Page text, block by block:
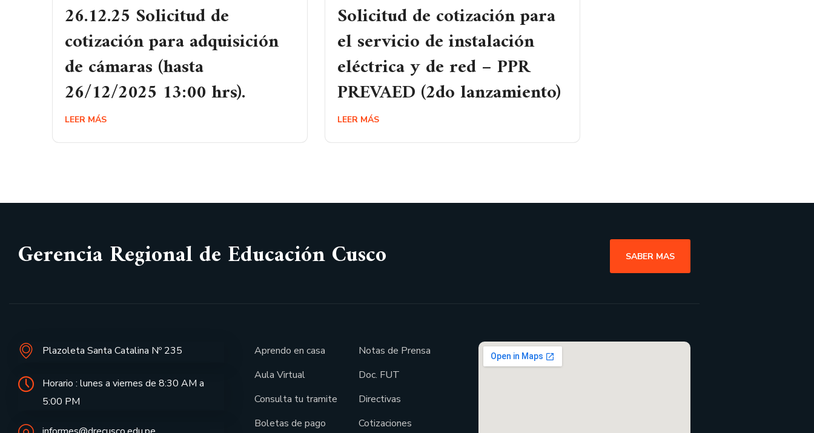
26.12.25 Solicitud de
cotización para adquisición
de cámaras (hasta
26/12/2025 13:00 hrs).
LEER MÁS
Solicitud de cotización para
el servicio de instalación
eléctrica y de red – PPR
PREVAED (2do lanzamiento)
LEER MÁS
Gerencia Regional de Educación Cusco SABER MAS
Plazoleta Santa Catalina Nº 235
Horario : lunes a viernes de 8:30 AM a
5:00 PM
Aprendo en casa
Aula Virtual
Consulta tu tramite
Boletas de pago
Notas de Prensa
Doc. FUT
Directivas
Cotizaciones